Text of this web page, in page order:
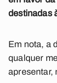
destinadas
Em nota, a
qualquer
apresentar,